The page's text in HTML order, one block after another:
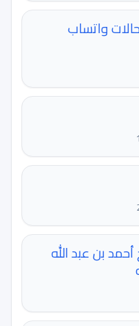
واتساب
بن عبد الله